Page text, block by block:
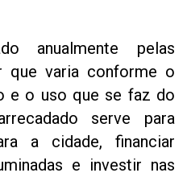
anualmente pelas
que varia conforme o
e o uso que se faz do
serve para
a cidade, financiar
e investir nas